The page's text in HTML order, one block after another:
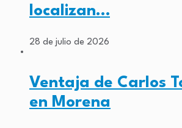
localizan…
28 de julio de 2026
Ventaja de Carlos
en Morena